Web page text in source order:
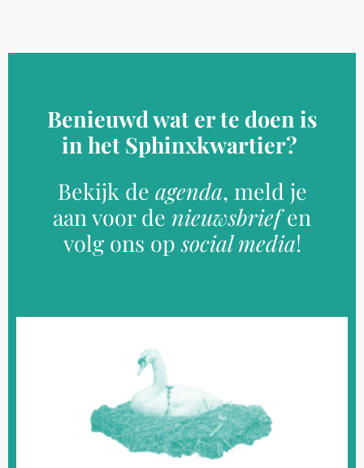
Benieuwd wat er te doen is
in het Sphinxkwartier?
Bekijk de agenda, meld je
aan voor de nieuwsbriefen
volg ons opsocial media!